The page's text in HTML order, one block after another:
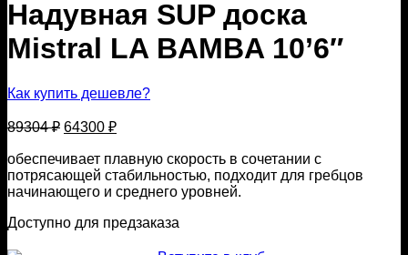
Надувная SUP доска
Mistral LA BAMBA 10’6″
Как купить дешевле?
89304₽ Первоначальная
составляла
89304 ₽.
64300 ₽Текущая
64300 ₽.
обеспечивает плавную скорость в сочетании с
потрясающей стабильностью, подходит для гребцов
начинающего и среднего уровней.
Доступно для предзаказа